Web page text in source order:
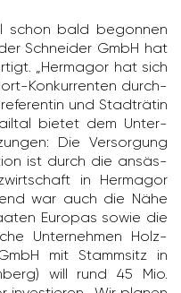
schon bald begonnen
Schneider GmbH hat
„Hermagor hat sich
Konkur­renten durch­
und Stadt­rätin
bietet dem Unter­
Die Versor­gung
ist durch die ansäs­
in Hermagor
war auch die Nähe
Europas sowie die
Unter­nehmen Holz­
mit Stamm­sitz in
will rund 45 Mio.